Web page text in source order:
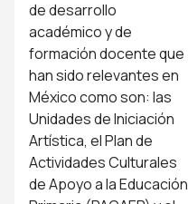
de desarrollo
académico y de
formación docente que
han sido relevantes en
México como son: las
Unidades de Iniciación
Artística, el Plan de
Actividades Culturales
de Apoyo a la Educación